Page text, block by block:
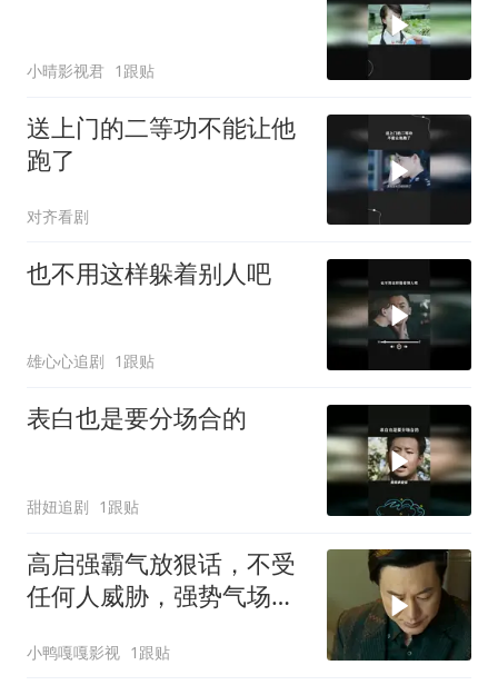
小晴影视君 1跟贴
送上门的二等功不能让他
跑了
对齐看剧
也不用这样躲着别人吧
雄心心追剧 1跟贴
表白也是要分场合的
甜妞追剧 1跟贴
高启强霸气放狠话，不受
任何人威胁，强势气场震
小鸭嘎嘎影视 1跟贴